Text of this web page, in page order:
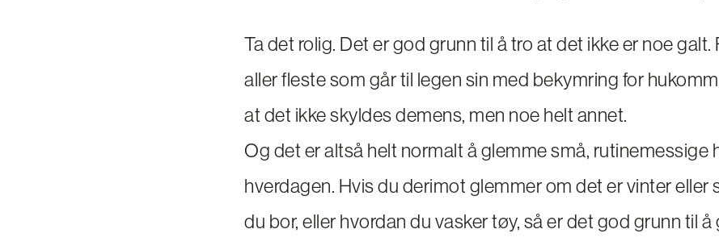
Ta det rolig. Det er god grunn til å tro at det ikke er noe galt.
aller fleste som går til legen sin med bekymring for
at det ikke skyldes demens, men noe helt annet.
Og det er altså helt normalt å glemme små, rutinemessige
hverdagen. Hvis du derimot glemmer om det er vinter eller
du bor, eller hvordan du vasker tøy, så er det god grunn til å